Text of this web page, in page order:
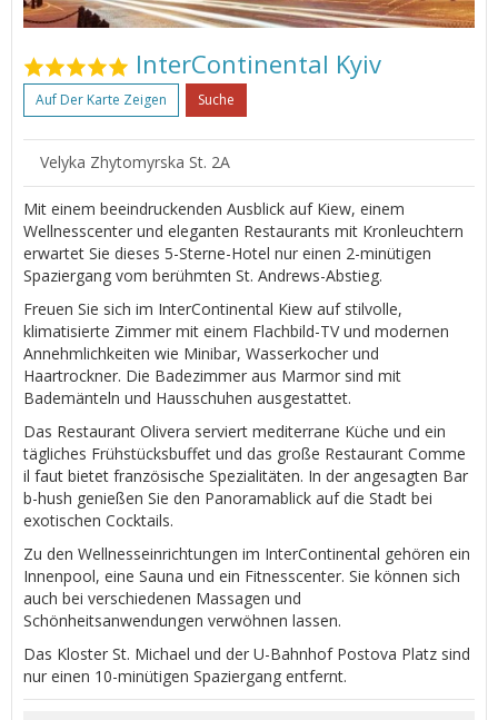
InterContinental Kyiv
Auf Der Karte Zeigen Suche
Velyka Zhytomyrska St. 2A
Mit einem beeindruckenden Ausblick auf Kiew, einem
Wellnesscenter und eleganten Restaurants mit Kronleuchtern
erwartet Sie dieses 5-Sterne-Hotel nur einen 2-minütigen
Spaziergang vom berühmten St. Andrews-Abstieg.
Freuen Sie sich im InterContinental Kiew auf stilvolle,
klimatisierte Zimmer mit einem Flachbild-TV und modernen
Annehmlichkeiten wie Minibar, Wasserkocher und
Haartrockner. Die Badezimmer aus Marmor sind mit
Bademänteln und Hausschuhen ausgestattet.
Das Restaurant Olivera serviert mediterrane Küche und ein
tägliches Frühstücksbuffet und das große Restaurant Comme
il faut bietet französische Spezialitäten. In der angesagten Bar
b-hush genießen Sie den Panoramablick auf die Stadt bei
exotischen Cocktails.
Zu den Wellnesseinrichtungen im InterContinental gehören ein
Innenpool, eine Sauna und ein Fitnesscenter. Sie können sich
auch bei verschiedenen Massagen und
Schönheitsanwendungen verwöhnen lassen.
Das Kloster St. Michael und der U-Bahnhof Postova Platz sind
nur einen 10-minütigen Spaziergang entfernt.